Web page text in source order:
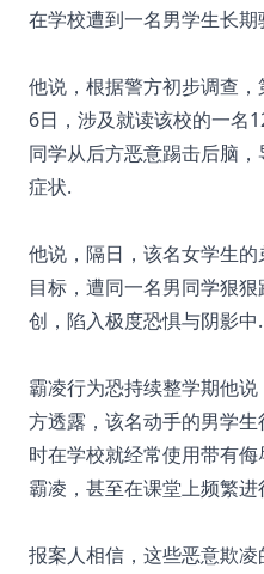
在学校遭到一名男学生长
他说，根据警方初步调查
6日，涉及就读该校的一名
同学从后方恶意踢击后脑
症状.
他说，隔日，该名女学生
目标，遭同一名男同学狠
创，陷入极度恐惧与阴影中.
霸凌行为恐持续整学期他
方透露，该名动手的男学
时在学校就经常使用带有
霸凌，甚至在课堂上频繁进
报案人相信，这些恶意欺